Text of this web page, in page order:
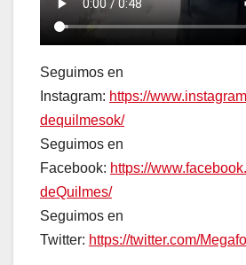
Seguimos en
Instagram: https://
dequilmesok/
Seguimos en
Facebook: https://
deQuilmes/
Seguimos en
Twitter: https://twitter.com/